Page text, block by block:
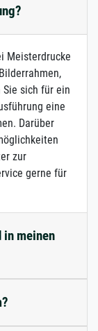
Meisterdrucke
sich für ein
eine
Darüber
zur
gerne für
in meinen